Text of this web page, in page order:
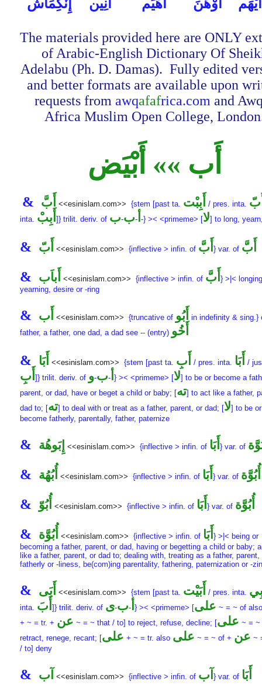
إِنْكِمَاش
أَنِين
أَهْيَم
أَوْهَنَ
The materials provided here are ONLY
of Arabic-English Dictionary Of
Adelabu (Ph. D. Damas). Fully edited
and better formats are available upon
requests from awqafafrica.com and
Africa Muslim Open College,
أَب »» أَبْيَض
& أَبَّ <<esinislam.com>> {stem [past ta. أَبِبْت / pres. inta.
inta. أَبِبْ ]} trilit. deriv. of أ-ب-ب -} >< <primeme> [لا] to long,
& أَبّ <<esinislam.com>> {inflective > infin. of أَبَّ } var. of أَبَّ
& أَباَب <<esinislam.com>> {inflective > infin. of أَبَّ } >|<
yearning, desire or -ring
& أَب <<esinislam.com>> {truncative of أَبُو in indefinity & sing.}
father, a father, one dad, a dad see -- (entry) أَخُو
& أَبَا <<esinislam.com>> {stem [past ta. أَبِ / pres. inta. أَبَا /
أَبِ ]} trilit. deriv. of أ-ب-و } >< <primeme> [لا] to be or become a
parent, or dad, have or beget a child or baby; [ته] to act like a father,
dad to; [ته] to deal with or treat as a father, parent, or dad; [لا] to be or
become fatherly, parentally, father, paternize
& إِبَوهُة <<esinislam.com>> {inflective > infin. of أَبَا } var. of
& أُبُهُة <<esinislam.com>> {inflective > infin. of أَبَا } var. of أُبُوَّة
& أُبُوّ <<esinislam.com>> {inflective > infin. of أَبَا } var. of أُبُوَّة
& أُبُوَّة <<esinislam.com>> {inflective > infin. of أَبَا } >|< being or
becoming a father, parent, or dad, having or begetting a child or baby;
like a father, parent, or dad to; dealing with, treating as a father, parent,
fatherly or -liness, be(com)ing parentality, fathering, paternization or -
& أَبَى <<esinislam.com>> {stem [past ta. أَبَيْت / pres. inta.
inta. أَبَ ]} trilit. deriv. of أ-ب-ى } >< <primeme> [على ~ = ~ of
+ ~ = tr. + عن ~ = ~ that / to] to reject, refuse, decline; [على ~ = ~
retract, renege, recant; [على + ~ = tr. also على ~ = ~ of + عن ~
/ to] deny
& آب <<esinislam.com>> {inflective > infin. of آب } var. of أَبَا